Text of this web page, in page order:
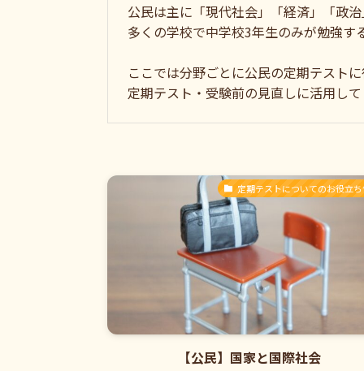
公民は主に「現代社会」「経済」「政
多くの学校で中学校3年生のみが勉強す
ここでは分野ごとに公民の定期テスト
定期テスト・受験前の見直しに活用し
定期テストについてのお役立
【公民】国家と国際社会